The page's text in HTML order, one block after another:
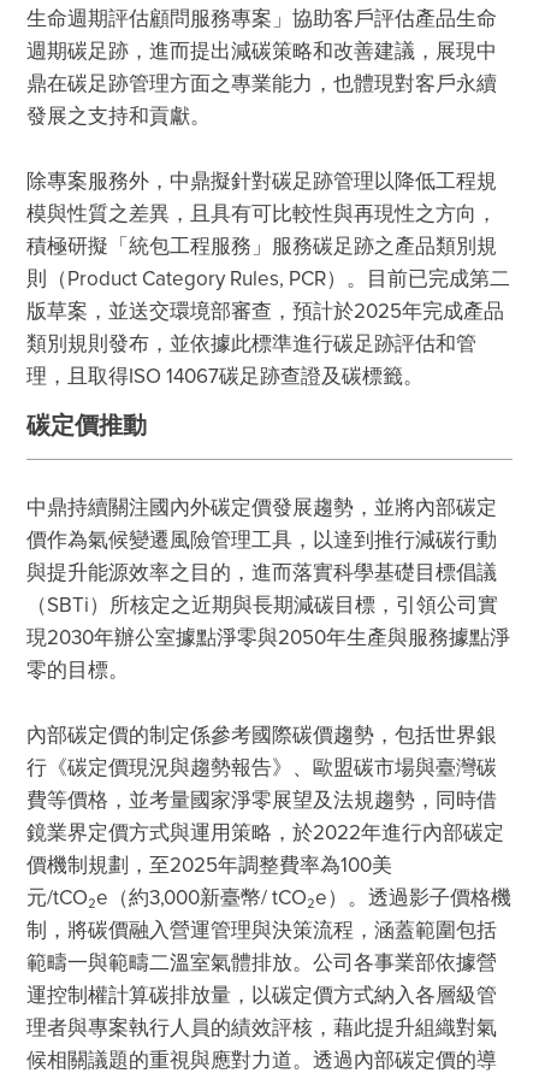
生命週期評估顧問服務專案」協助客戶評估產品生命
週期碳足跡，進而提出減碳策略和改善建議，展現中
鼎在碳足跡管理方面之專業能力，也體現對客戶永續
發展之支持和貢獻。
除專案服務外，中鼎擬針對碳足跡管理以降低工程規
模與性質之差異，且具有可比較性與再現性之方向，
積極研擬「統包工程服務」服務碳足跡之產品類別規
則（Product Category Rules, PCR）。目前已完成第二
版草案，並送交環境部審查，預計於2025年完成產品
類別規則發布，並依據此標準進行碳足跡評估和管
理，且取得ISO 14067碳足跡查證及碳標籤。
碳定價推動
中鼎持續關注國內外碳定價發展趨勢，並將內部碳定
價作為氣候變遷風險管理工具，以達到推行減碳行動
與提升能源效率之目的，進而落實科學基礎目標倡議
（SBTi）所核定之近期與長期減碳目標，引領公司實
現2030年辦公室據點淨零與2050年生產與服務據點淨
零的目標。
內部碳定價的制定係參考國際碳價趨勢，包括世界銀
行《碳定價現況與趨勢報告》、歐盟碳市場與臺灣碳
費等價格，並考量國家淨零展望及法規趨勢，同時借
鏡業界定價方式與運用策略，於2022年進行內部碳定
價機制規劃，至2025年調整費率為100美
元/tCO₂e（約3,000新臺幣/ tCO₂e）。透過影子價格機
制，將碳價融入營運管理與決策流程，涵蓋範圍包括
範疇一與範疇二溫室氣體排放。公司各事業部依據營
運控制權計算碳排放量，以碳定價方式納入各層級管
理者與專案執行人員的績效評核，藉此提升組織對氣
候相關議題的重視與應對力道。透過內部碳定價的導